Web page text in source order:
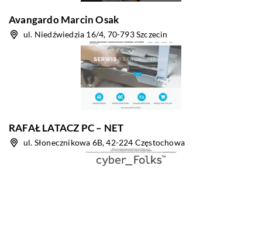
Avangardo Marcin Osak
ul. Niedźwiedzia 16/4, 70-793 Szczecin
RAFAŁ LATACZ PC – NET
ul. Słonecznikowa 6B, 42-224 Częstochowa